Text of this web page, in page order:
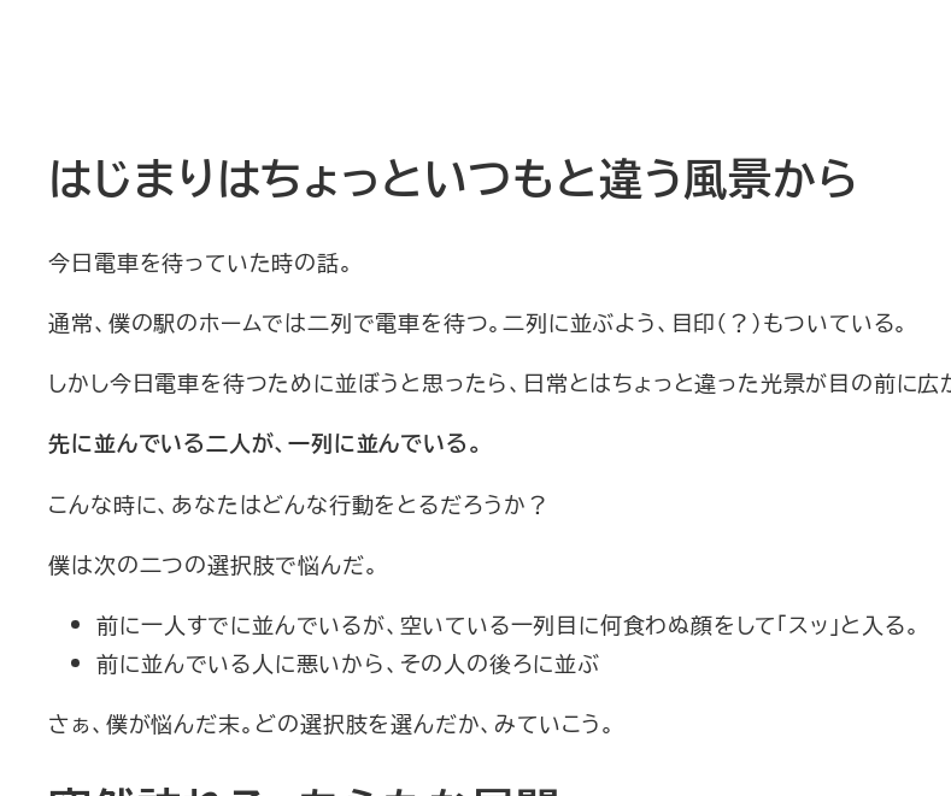
はじまりはちょっといつもと違う風景から
今日電車を待っていた時の話。
通常、僕の駅のホームでは二列で電車を待つ。二列に並ぶよう、目印（？）もついている。
しかし今日電車を待つために並ぼうと思ったら、日常とはちょっと違った光景が目の前に広
先に並んでいる二人が、一列に並んでいる。
こんな時に、あなたはどんな行動をとるだろうか？
僕は次の二つの選択肢で悩んだ。
前に一人すでに並んでいるが、空いている一列目に何食わぬ顔をして「スッ」と入る。
前に並んでいる人に悪いから、その人の後ろに並ぶ
さぁ、僕が悩んだ末。どの選択肢を選んだか、みていこう。